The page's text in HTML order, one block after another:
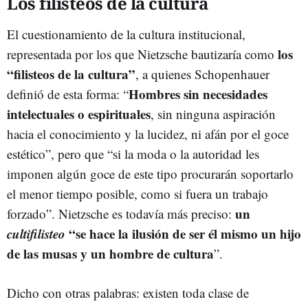
El cuestionamiento de la cultura institucional,
representada por los que Nietzsche bautizaría como los
“filisteos de la cultura”, a quienes Schopenhauer
definió de esta forma: “Hombres sin necesidades
intelectuales o espirituales, sin ninguna aspiración
hacia el conocimiento y la lucidez, ni afán por el goce
estético”, pero que “si la moda o la autoridad les
imponen algún goce de este tipo procurarán soportarlo
el menor tiempo posible, como si fuera un trabajo
forzado”. Nietzsche es todavía más preciso: un
cultifilisteo “se hace la ilusión de ser él mismo un hijo
de las musas y un hombre de cultura”.
Dicho con otras palabras: existen toda clase de